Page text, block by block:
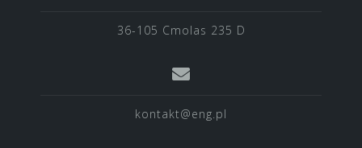
36-105 Cmolas 235 D
kontakt@eng.pl